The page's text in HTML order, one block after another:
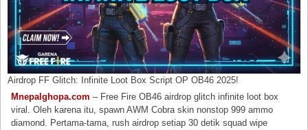
Airdrop FF Glitch: Infinite Loot Box Script OP OB46 2025!
Mnepalghopa.com – Free Fire OB46 airdrop glitch infinite loot box
viral. Oleh karena itu, spawn AWM Cobra skin nonstop 999 ammo
diamond. Pertama-tama, rush airdrop setiap 30 detik squad wipe